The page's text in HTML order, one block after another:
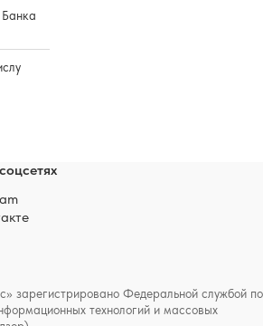
зарегистрировано Федеральной службой по
технологий и массовых